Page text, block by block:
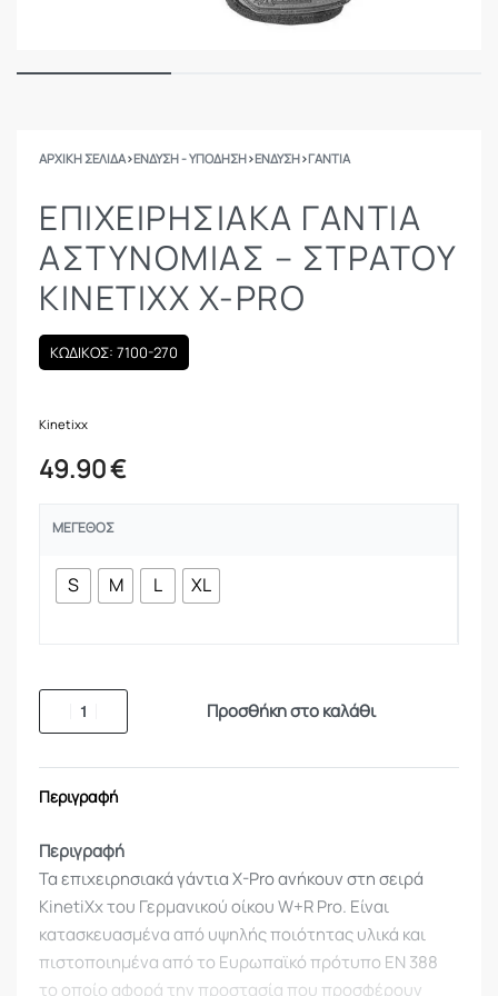
ΑΡΧΙΚΉ ΣΕΛΊΔΑ›ΕΝΔΥΣΗ - ΥΠΟΔΗΣΗ›ΕΝΔΥΣΗ›ΓΆΝΤΙΑ
ΕΠΙΧΕΙΡΗΣΙΑΚΆ ΓΆΝΤΙΑ
ΑΣΤΥΝΟΜΊΑΣ – ΣΤΡΑΤΟΎ
KINETIXX X-PRO
ΚΩΔΙΚΟΣ: 7100-270
Kinetixx
49.90€
ΜΈΓΕΘΟΣ
S M L XL
Προσθήκη στο καλάθι
Περιγραφή
Περιγραφή
Τα επιχειρησιακά γάντια X-Pro ανήκουν στη σειρά
KinetiXx του Γερμανικού οίκου W+R Pro. Είναι
κατασκευασμένα από υψηλής ποιότητας υλικά και
πιστοποιημένα από το Ευρωπαϊκό πρότυπο EN 388
το οποίο αφορά την προστασία που προσφέρουν